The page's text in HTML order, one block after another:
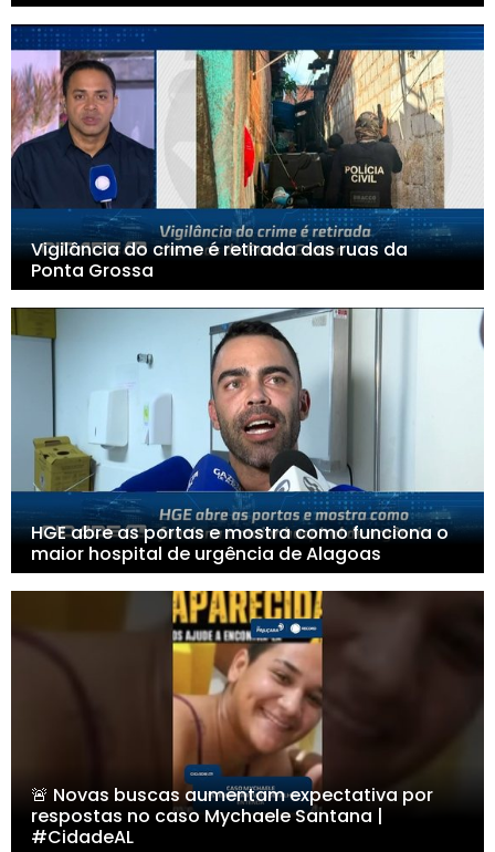
Vigilância do crime é retirada das ruas da
Ponta Grossa
HGE abre as portas e mostra como funciona o
maior hospital de urgência de Alagoas
🚨 Novas buscas aumentam expectativa por
respostas no caso Mychaele Santana |
#CidadeAL